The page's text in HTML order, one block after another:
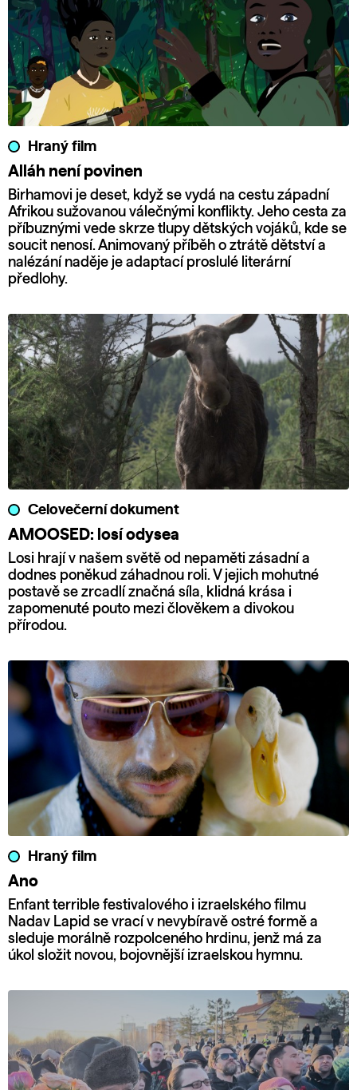
Hraný film
Alláh není povinen
Birhamovi je deset, když se vydá na cestu západní
Afrikou sužovanou válečnými konflikty. Jeho cesta za
příbuznými vede skrze tlupy dětských vojáků, kde se
soucit nenosí. Animovaný příběh o ztrátě dětství a
nalézání naděje je adaptací proslulé literární
předlohy.
Celovečerní dokument
AMOOSED: losí odysea
Losi hrají v našem světě od nepaměti zásadní a
dodnes poněkud záhadnou roli. V jejich mohutné
postavě se zrcadlí značná síla, klidná krása i
zapomenuté pouto mezi člověkem a divokou
přírodou.
Hraný film
Ano
Enfant terrible festivalového i izraelského filmu
Nadav Lapid se vrací v nevybíravě ostré formě a
sleduje morálně rozpolceného hrdinu, jenž má za
úkol složit novou, bojovnější izraelskou hymnu.